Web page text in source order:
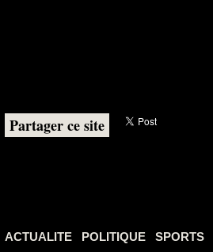
Partager ce site
ACTUALITE POLITIQUE SPORTS